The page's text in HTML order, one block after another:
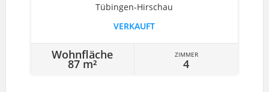
Tübingen-Hirschau
VERKAUFT
Wohnfläche
87 m²
ZIMMER
4